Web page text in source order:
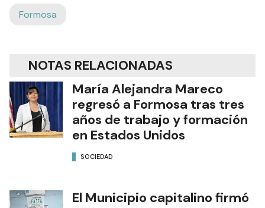
Formosa
NOTAS RELACIONADAS
María Alejandra Mareco
regresó a Formosa tras tres
años de trabajo y formación
en Estados Unidos
SOCIEDAD
El Municipio capitalino firmó